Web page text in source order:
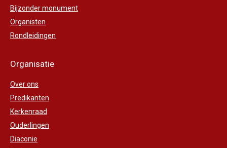
Bijzonder monument
Organisten
Rondleidingen
Organisatie
Over ons
Predikanten
Kerkenraad
Ouderlingen
Diaconie